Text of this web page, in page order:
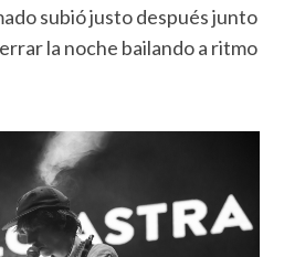
subió justo después junto
la noche bailando a ritmo